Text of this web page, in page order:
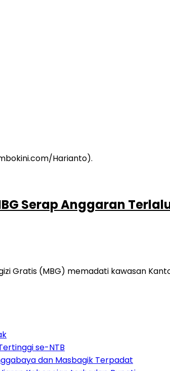
Serap Anggaran
Gratis (MBG) memadati kawasan
se-NTB
dan Masbagik Terpadat